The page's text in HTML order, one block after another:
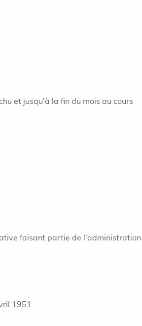
et jusqu'à la fin du mois au cours
faisant partie de l'administration
1951